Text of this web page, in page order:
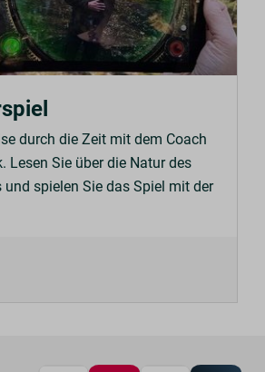
durch die Zeit mit dem Coach
Lesen Sie über die Natur des
und spielen Sie das Spiel mit der